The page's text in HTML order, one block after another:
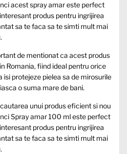
acest spray amar este perfect
produs pentru ingrijirea
sa te faca sa te simti mult mai
de mentionat ca acest produs
Romania, fiind ideal pentru orice
isi protejeze pielea sa de mirosurile
o suma mare de bani.
unui produs eficient si nou
Spray amar 100 ml este perfect
produs pentru ingrijirea
sa te faca sa te simti mult mai